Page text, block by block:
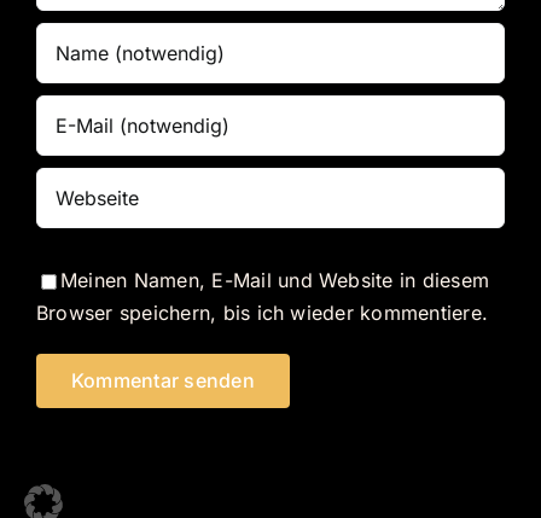
Meinen Namen, E-Mail und Website in diesem
Browser speichern, bis ich wieder kommentiere.